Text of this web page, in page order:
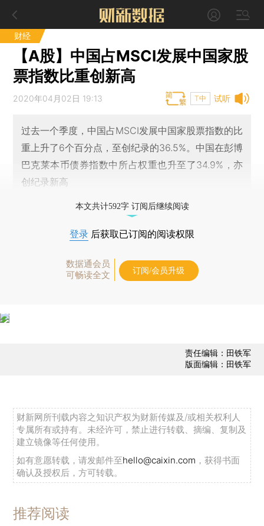
财经
【A股】中国占MSCI发展中国家股
票指数比重创新高
试听
2020年04月02日 19:13 T中
过去一个季度，中国占MSCI发展中国家股票指数的比
重上升了6个百分点，至创纪录的36.5%。中国在彭博
巴克莱本币债券指数中所占权重也升至了34.9%，亦
创纪录新高
本文共计592字 订阅后继续阅读
登录 后获取已订阅的阅读权限
数据通会员
可畅读全文
订阅/会员升级
责任编辑：田铁军
版面编辑：田铁军
财新网所刊载内容之知识产权为财新传媒及/或相关权利人
专属所有或持有。未经许可，禁止进行转载、摘编、复制及
建立镜像等任何使用。
如有意愿转载，请发邮件至hello@caixin.com ，获得书面
确认及授权后，方可转载。
推荐阅读